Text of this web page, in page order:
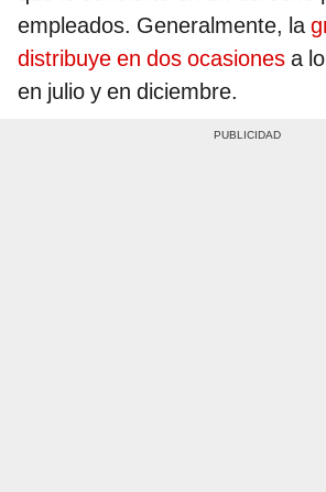
empleados. Generalmente, la
distribuye en dos ocasiones a
en julio y en diciembre.